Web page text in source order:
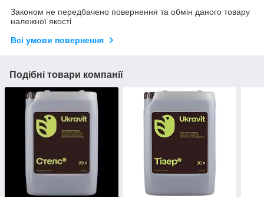
Законом не передбачено повернення та обмін даного товару
належної якості
Всі умови повернення
Подібні товари компанії